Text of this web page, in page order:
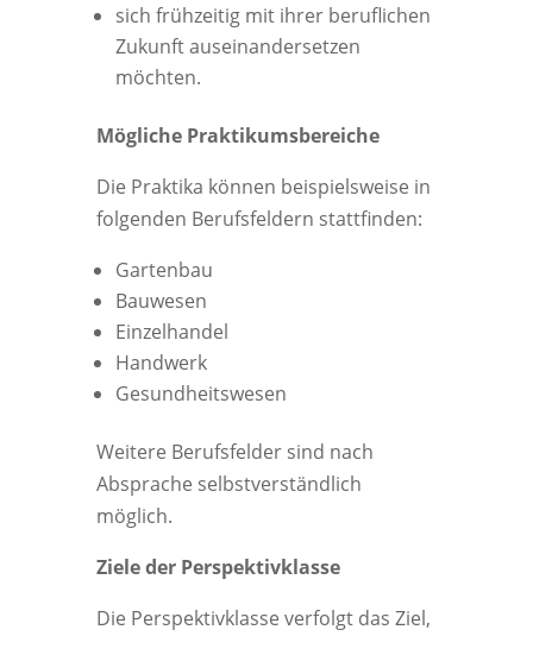
sich frühzeitig mit ihrer beruflichen
Zukunft auseinandersetzen
möchten.
Mögliche Praktikumsbereiche
Die Praktika können beispielsweise in
folgenden Berufsfeldern stattfinden:
Gartenbau
Bauwesen
Einzelhandel
Handwerk
Gesundheitswesen
Weitere Berufsfelder sind nach
Absprache selbstverständlich
möglich.
Ziele der Perspektivklasse
Die Perspektivklasse verfolgt das Ziel,